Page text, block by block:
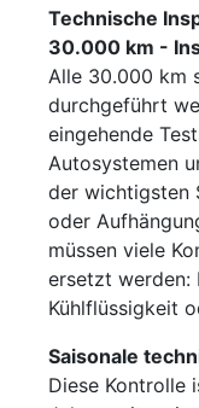
Technische
30.000 km -
Alle 30.000 km
durchgeführt
eingehende
Autosystemen
der wichtigsten
oder
müssen viele
ersetzt werden:
Kühlflüssigkeit
Saisonale
Diese Kontrolle